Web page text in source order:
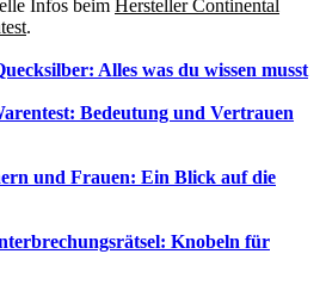
Infos beim Hersteller Continental
.
Alles was du wissen musst
Bedeutung und Vertrauen
und Frauen: Ein Blick auf die
Knobeln für